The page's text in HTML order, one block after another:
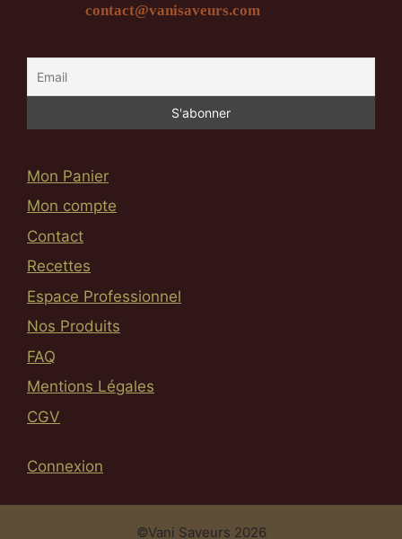
contact@vanisaveurs.com
Mon Panier
Mon compte
Contact
Recettes
Espace Professionnel
Nos Produits
FAQ
Mentions Légales
CGV
Connexion
©Vani Saveurs 2026
Article ajouté au panier